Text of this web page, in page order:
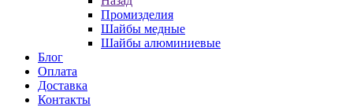
Промизделия
Шайбы медные
Шайбы алюминиевые
Блог
Оплата
Доставка
Контакты